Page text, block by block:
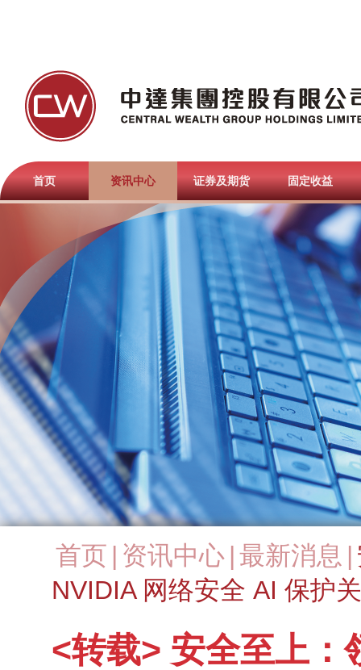
首页 资讯中心 证券及期货 固定收益
You are here
首页 | 资讯中心 |最新消息 |
NVIDIA 网络安全 AI 保护
<转载> 安全至上：